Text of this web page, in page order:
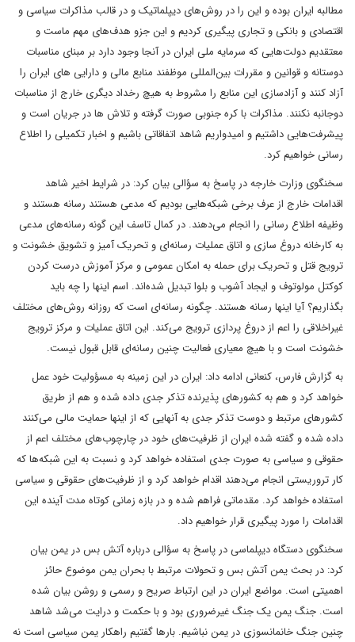
مطالبه ایران بوده و این را در روش‌های دیپلماتیک و در قالب مذاکرات سیاسی و
اقتصادی و بانکی و تجاری پیگیری کردیم و این جزو هدف‌های مهم ماست و
معتقدیم دولت‌هایی که سرمایه ملی ایران در آنجا وجود دارد بر مبنای مناسبات
دوستانه و قوانین و مقررات بین‌المللی موظفند منابع مالی و دارایی های ایران را
آزاد کنند و آزادسازی این منابع را مشروط به هیچ رخداد دیگری خارج از مناسبات
دوجانبه نکنند. مذاکرات با کره جنوبی صورت گرفته و تلاش ها در جریان است و
پیشرفت‌هایی داشتیم و امیدواریم شاهد اتفاقاتی باشیم و اخبار تکمیلی را اطلاع
رسانی خواهیم کرد.
سخنگوی وزارت خارجه در پاسخ به سؤالی بیان کرد: در شرایط اخیر شاهد
اقدامات خارج از عرف برخی شبکه‌هایی بودیم که مدعی هستند رسانه هستند و
وظیفه اطلاع رسانی را انجام می‌دهند. در کمال تاسف این گونه رسانه‌های مدعی
به کارخانه دروغ سازی و اتاق عملیات رسانه‌ای و تحریک آمیز و تشویق خشونت و
ترویج قتل و تحریک برای حمله به امکان عمومی و مرکز آموزش درست کردن
کوکتل مولوتوف و ایجاد آشوب و بلوا تبدیل شده‌اند. اسم اینها را چه باید
بگذاریم؟ آیا اینها رسانه هستند. چگونه رسانه‌ای است که روزانه روش‌های مختلف
غیراخلاقی را اعم از دروغ پردازی ترویج می‌کند. این اتاق عملیات و مرکز ترویج
خشونت است و با هیچ معیاری فعالیت چنین رسانه‌ای قابل قبول نیست.
به گزارش فارس، کنعانی ادامه داد: ایران در این زمینه به مسؤولیت خود عمل
خواهد کرد و هم به کشورهای پذیرنده تذکر جدی داده شده و هم از طریق
کشورهای مرتبط و دوست تذکر جدی به آنهایی که از اینها حمایت مالی می‌کنند
داده شده و گفته شده ایران از ظرفیت‌های خود در چارچوب‌های مختلف اعم از
حقوقی و سیاسی به صورت جدی استفاده خواهد کرد و نسبت به این شبکه‌ها که
کار تروریستی انجام می‌دهند اقدام خواهد کرد و از ظرفیت‌های حقوقی و سیاسی
استفاده خواهد کرد. مقدماتی فراهم شده و در بازه زمانی کوتاه مدت آینده این
اقدامات را مورد پیگیری قرار خواهیم داد.
سخنگوی دستگاه دیپلماسی در پاسخ به سؤالی درباره آتش بس در یمن بیان
کرد: در بحث یمن آتش بس و تحولات مرتبط با بحران یمن موضوع حائز
اهمیتی است. مواضع ایران در این ارتباط صریح و رسمی و روشن بیان شده
است. جنگ یمن یک جنگ غیرضروری بود و با حکمت و درایت می‌شد شاهد
چنین جنگ خانمانسوزی در یمن نباشیم. بارها گفتیم راهکار یمن سیاسی است نه